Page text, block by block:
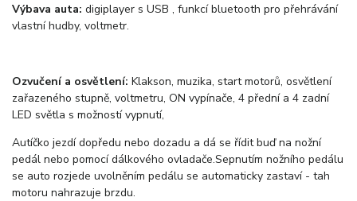
Výbava auta: digiplayer s USB , funkcí bluetooth pro přehrávání
vlastní hudby, voltmetr.
Ozvučení a osvětlení: Klakson, muzika, start motorů, osvětlení
zařazeného stupně, voltmetru, ON vypínače, 4 přední a 4 zadní
LED světla s možností vypnutí,
Autíčko jezdí dopředu nebo dozadu a dá se řídit buď na nožní
pedál nebo pomocí dálkového ovladače.Sepnutím nožního pedálu
se auto rozjede uvolněním pedálu se automaticky zastaví - tah
motoru nahrazuje brzdu.